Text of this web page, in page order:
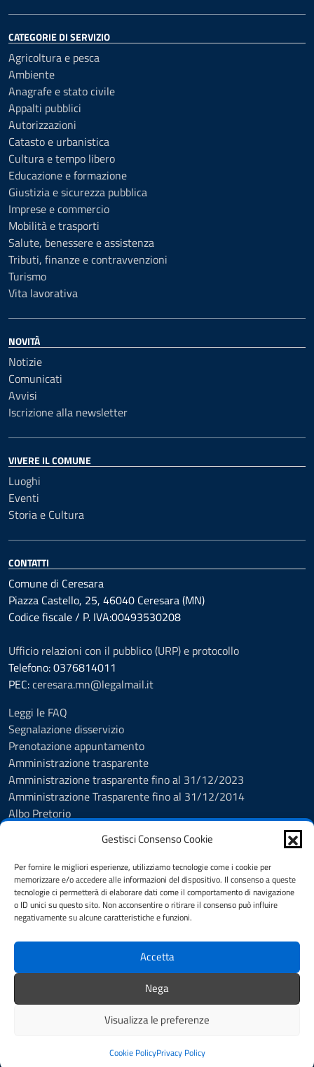
Gestisci Consenso Cookie
Per fornire le migliori esperienze, utilizziamo tecnologie come i cookie per
memorizzare e/o accedere alle informazioni del dispositivo. Il consenso a queste
tecnologie ci permetterà di elaborare dati come il comportamento di navigazione
o ID unici su questo sito. Non acconsentire o ritirare il consenso può influire
negativamente su alcune caratteristiche e funzioni.
Accetta
Nega
Visualizza le preferenze
Cookie PolicyPrivacy Policy
CATEGORIE DI SERVIZIO
Agricoltura e pesca
Ambiente
Anagrafe e stato civile
Appalti pubblici
Autorizzazioni
Catasto e urbanistica
Cultura e tempo libero
Educazione e formazione
Giustizia e sicurezza pubblica
Imprese e commercio
Mobilità e trasporti
Salute, benessere e assistenza
Tributi, finanze e contravvenzioni
Turismo
Vita lavorativa
NOVITÀ
Notizie
Comunicati
Avvisi
Iscrizione alla newsletter
VIVERE IL COMUNE
Luoghi
Eventi
Storia e Cultura
CONTATTI
Comune di Ceresara
Piazza Castello, 25, 46040 Ceresara (MN)
Codice fiscale / P. IVA:00493530208
Ufficio relazioni con il pubblico (URP) e protocollo
Telefono: 0376814011
PEC:ceresara.mn@legalmail.it
Leggi le FAQ
Segnalazione disservizio
Prenotazione appuntamento
Amministrazione trasparente
Amministrazione trasparente fino al 31/12/2023
Amministrazione Trasparente fino al 31/12/2014
Albo Pretorio
Dichiarazione di accessibilità
Obiettivi di accessibilità
Note legali
Feedback Accessibilità
SEGUICI SU
Facebook Istagram
Credits